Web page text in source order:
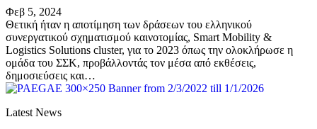
Φεβ 5, 2024
Θετική ήταν η αποτίμηση των δράσεων του ελληνικού
συνεργατικού σχηματισμού καινοτομίας, Smart Mobility &
Logistics Solutions cluster, για το 2023 όπως την ολοκλήρωσε η
ομάδα του ΣΣΚ, προβάλλοντάς τον μέσα από εκθέσεις,
δημοσιεύσεις και…
Latest News